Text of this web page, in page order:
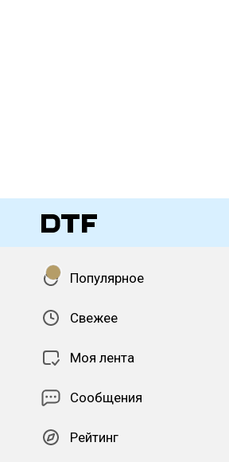
Популярное
Свежее
Моя лента
Сообщения
Рейтинг